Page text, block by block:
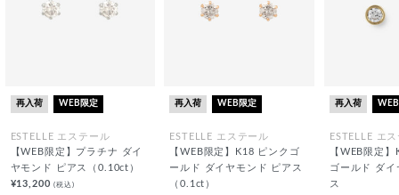
再入荷 WEB限定
ESTELLE エステール
【WEB限定】プラチナ ダイ
ヤモンド ピアス（0.10ct）
¥13,200(税込)
再入荷 WEB限定
ESTELLE エステール
【WEB限定】K18 ピンクゴ
ールド ダイヤモンド ピアス
（0.1ct）
再入荷
ESTELLE エ
【WEB限定
ゴールド ダ
ス